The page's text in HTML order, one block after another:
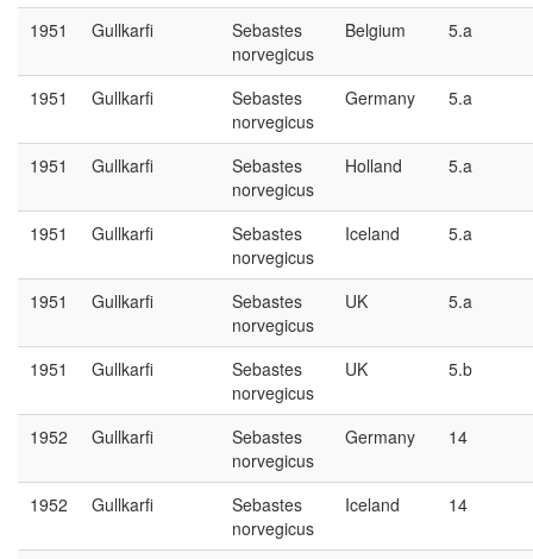
1951 Gullkarfi
Sebastes
norvegicus
Belgium 5.a
1951 Gullkarfi
Sebastes
norvegicus
Germany 5.a
1951 Gullkarfi
Sebastes
norvegicus
Holland 5.a
1951 Gullkarfi
Sebastes
norvegicus
Iceland 5.a
1951 Gullkarfi
Sebastes
norvegicus
UK 5.a
1951 Gullkarfi
Sebastes
norvegicus
UK 5.b
1952 Gullkarfi
Sebastes
norvegicus
Germany 14
1952 Gullkarfi
Sebastes
norvegicus
Iceland 14